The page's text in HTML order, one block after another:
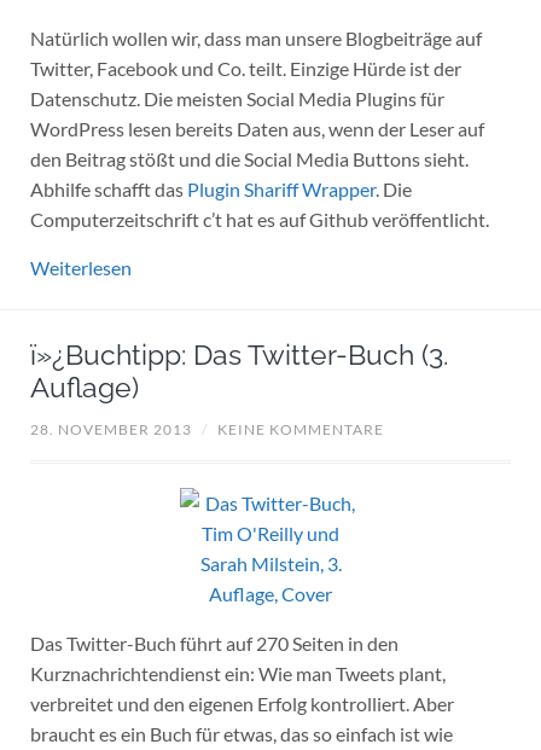
Natürlich wollen wir, dass man unsere Blogbeiträge auf
Twitter, Facebook und Co. teilt. Einzige Hürde ist der
Datenschutz. Die meisten Social Media Plugins für
WordPress lesen bereits Daten aus, wenn der Leser auf
den Beitrag stößt und die Social Media Buttons sieht.
Abhilfe schafft das Plugin Shariff Wrapper. Die
Computerzeitschrift c’t hat es auf Github veröffentlicht.
Weiterlesen
ï»¿Buchtipp: Das Twitter-Buch (3.
Auflage)
28. NOVEMBER 2013 / KEINE KOMMENTARE
Das Twitter-Buch führt auf 270 Seiten in den
Kurznachrichtendienst ein: Wie man Tweets plant,
verbreitet und den eigenen Erfolg kontrolliert. Aber
braucht es ein Buch für etwas, das so einfach ist wie